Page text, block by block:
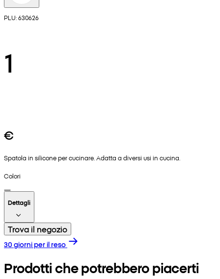
PLU: 630626
1
€
Spatola in silicone per cucinare. Adatta a diversi usi in cucina.
Colori
Dettagli
Trova il negozio
30 giorni per il reso
Prodotti che potrebbero piacerti